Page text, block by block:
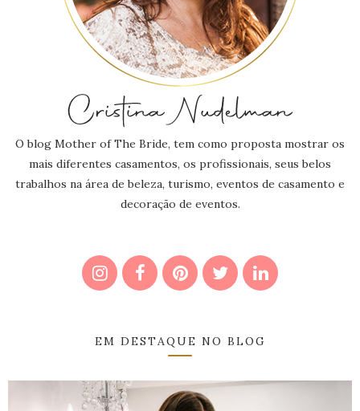
O blog Mother of The Bride, tem como proposta mostrar os
mais diferentes casamentos, os profissionais, seus belos
trabalhos na área de beleza, turismo, eventos de casamento e
decoração de eventos.
EM DESTAQUE NO BLOG